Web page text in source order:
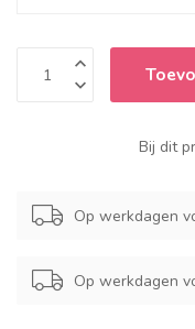
Bij dit
Op werkdagen
Op werkdagen